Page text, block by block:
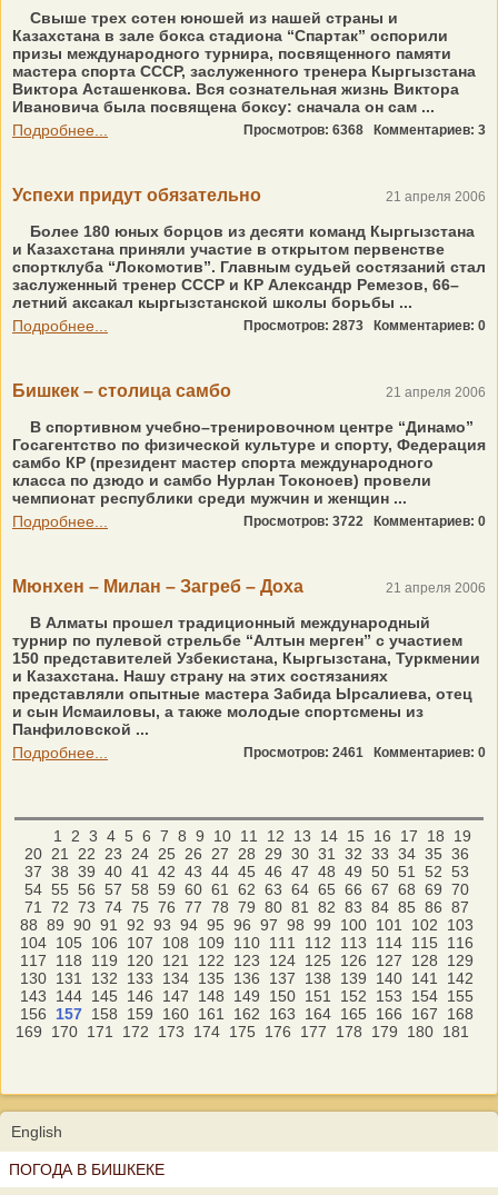
Свыше трех сотен юношей из нашей страны и
Казахстана в зале бокса стадиона “Спартак” оспорили
призы международного турнира, посвященного памяти
мастера спорта СССР, заслуженного тренера Кыргызстана
Виктора Асташенкова. Вся сознательная жизнь Виктора
Ивановича была посвящена боксу: сначала он сам ...
Подробнее...
Просмотров: 6368 Комментариев: 3
Успехи придут обязательно 21 апреля 2006
Более 180 юных борцов из десяти команд Кыргызстана
и Казахстана приняли участие в открытом первенстве
спортклуба “Локомотив”. Главным судьей состязаний стал
заслуженный тренер СССР и КР Александр Ремезов, 66–
летний аксакал кыргызстанской школы борьбы ...
Подробнее...
Просмотров: 2873 Комментариев: 0
Бишкек – столица самбо 21 апреля 2006
В спортивном учебно–тренировочном центре “Динамо”
Госагентство по физической культуре и спорту, Федерация
самбо КР (президент мастер спорта международного
класса по дзюдо и самбо Нурлан Токоноев) провели
чемпионат республики среди мужчин и женщин ...
Подробнее...
Просмотров: 3722 Комментариев: 0
Мюнхен – Милан – Загреб – Доха 21 апреля 2006
В Алматы прошел традиционный международный
турнир по пулевой стрельбе “Алтын мерген” с участием
150 представителей Узбекистана, Кыргызстана, Туркмении
и Казахстана. Нашу страну на этих состязаниях
представляли опытные мастера Забида Ырсалиева, отец
и сын Исмаиловы, а также молодые спортсмены из
Панфиловской ...
Подробнее...
Просмотров: 2461 Комментариев: 0
1 2 3 4 5 6 7 8 9 10 11 12 13 14 15 16 17 18
19
20 21 22 23 24 25 26 27 28 29 30 31 32 33 34 35 36
37 38 39 40 41 42 43 44 45 46 47 48 49 50 51 52 53
54 55 56 57 58 59 60 61 62 63 64 65 66 67 68 69 70
71
72 73 74 75 76 77 78 79 80 81 82 83 84 85 86 87
88 89 90 91 92 93 94 95 96 97 98 99 100 101 102
103
104 105 106 107 108 109 110 111 112 113 114 115
116
117
118 119 120 121 122 123 124 125 126 127 128
129
130 131 132 133 134 135 136 137 138 139 140 141
142
143
144 145 146 147 148 149 150 151 152 153 154 155
156
157 158 159 160 161 162 163 164 165 166 167
168
169
170 171 172 173 174 175 176 177 178 179 180 181
English
ПОГОДА В БИШКЕКЕ